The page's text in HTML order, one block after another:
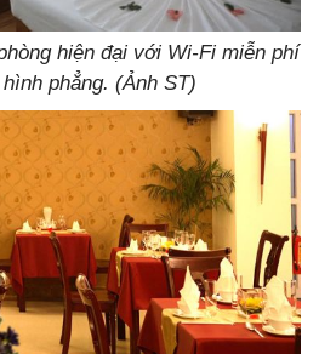
hiện đại với Wi-Fi miễn phí
phẳng. (Ảnh ST)